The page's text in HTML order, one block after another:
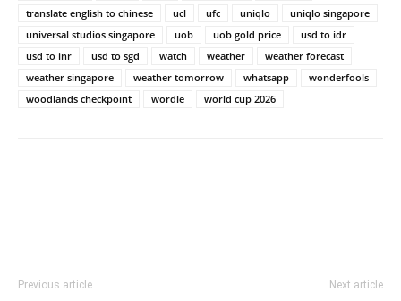
translate english to chinese
ucl ufc uniqlo
uniqlo singapore
universal studios singapore
uob uob gold price
usd to idr
usd to inr
usd to sgd watch weather
weather forecast
weather singapore
weather tomorrow whatsapp
wonderfools
woodlands checkpoint
wordle world cup 2026
Previous article Next article